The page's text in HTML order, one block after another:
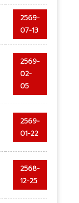
2569-
07-13
2569-
02-
05
2569-
01-22
2568-
12-25